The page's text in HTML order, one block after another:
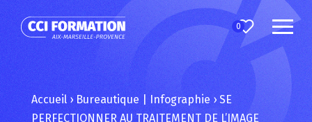
0
Accueil›Bureautique | Infographie› SE
PERFECTIONNER AU TRAITEMENT DE L’IMAGE